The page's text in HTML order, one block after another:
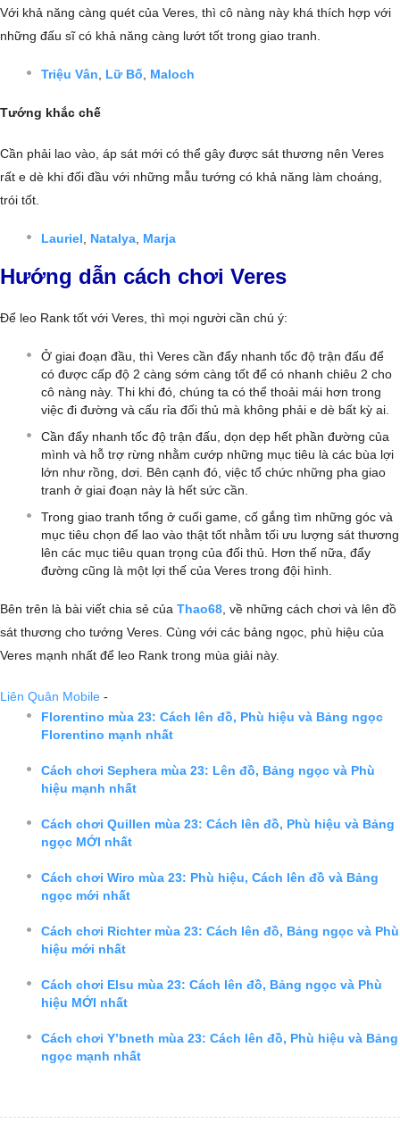
Với khả năng càng quét của Veres, thì cô nàng này khá thích hợp với
những đấu sĩ có khả năng càng lướt tốt trong giao tranh.
Triệu Vân Lữ Bố Maloch
Tướng khắc chế
Cần phải lao vào, áp sát mới có thể gây được sát thương nên Veres
rất e dè khi đối đầu với những mẫu tướng có khả năng làm choáng,
trói tốt.
Lauriel Natalya Marja
Hướng dẫn cách chơi Veres
Để leo Rank tốt với Veres, thì mọi người cần chú ý:
Ở giai đoạn đầu, thì Veres cần đẩy nhanh tốc độ trận đấu để
có được cấp độ 2 càng sớm càng tốt để có nhanh chiêu 2 cho
cô nàng này. Thi khi đó, chúng ta có thể thoải mái hơn trong
việc đi đường và cấu rỉa đối thủ mà không phải e dè bất kỳ ai.
Cần đẩy nhanh tốc độ trận đấu, dọn dẹp hết phần đường của
mình và hỗ trợ rừng nhằm cướp những mục tiêu là các bùa lợi
lớn như rồng, dơi. Bên cạnh đó, việc tổ chức những pha giao
tranh ở giai đoạn này là hết sức cần.
Trong giao tranh tổng ở cuối game, cố gắng tìm những góc và
mục tiêu chọn để lao vào thật tốt nhằm tối ưu lượng sát thương
lên các mục tiêu quan trọng của đối thủ. Hơn thế nữa, đẩy
đường cũng là một lợi thế của Veres trong đội hình.
Bên trên là bài viết chia sẻ của Thao68 , về những cách chơi và lên đồ
sát thương cho tướng Veres. Cùng với các bảng ngọc, phù hiệu của
Veres mạnh nhất để leo Rank trong mùa giải này.
Liên Quân Mobile -
Florentino mùa 23: Cách lên đồ, Phù hiệu và Bảng ngọc
Florentino mạnh nhất
Cách chơi Sephera mùa 23: Lên đồ, Bảng ngọc và Phù
hiệu mạnh nhất
Cách chơi Quillen mùa 23: Cách lên đồ, Phù hiệu và Bảng
ngọc MỚI nhất
Cách chơi Wiro mùa 23: Phù hiệu, Cách lên đồ và Bảng
ngọc mới nhất
Cách chơi Richter mùa 23: Cách lên đồ, Bảng ngọc và Phù
hiệu mới nhất
Cách chơi Elsu mùa 23: Cách lên đồ, Bảng ngọc và Phù
hiệu MỚI nhất
Cách chơi Y’bneth mùa 23: Cách lên đồ, Phù hiệu và Bảng
ngọc mạnh nhất